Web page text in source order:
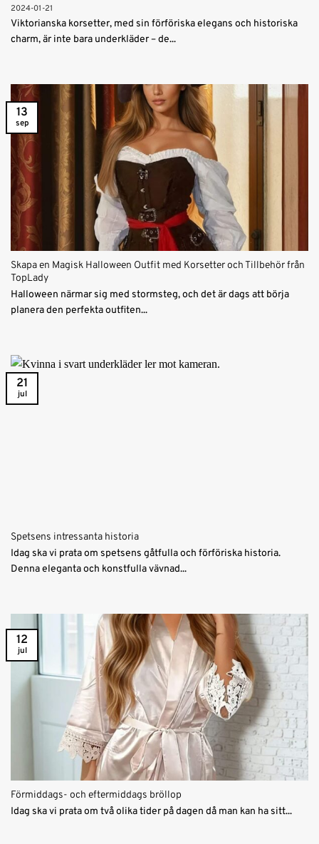
2024-01-21
Viktorianska korsetter, med sin förföriska elegans och historiska
charm, är inte bara underkläder – de...
Skapa en Magisk Halloween Outfit med Korsetter och Tillbehör från
TopLady
Halloween närmar sig med stormsteg, och det är dags att börja
planera den perfekta outfiten...
13
sep
Spetsens intressanta historia
Idag ska vi prata om spetsens gåtfulla och förföriska historia.
Denna eleganta och konstfulla vävnad...
21
jul
Förmiddags- och eftermiddags bröllop
Idag ska vi prata om två olika tider på dagen då man kan ha sitt...
12
jul